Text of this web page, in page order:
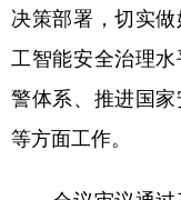
决策部署，切实
工智能安全治理
警体系、推进国
等方面工作。